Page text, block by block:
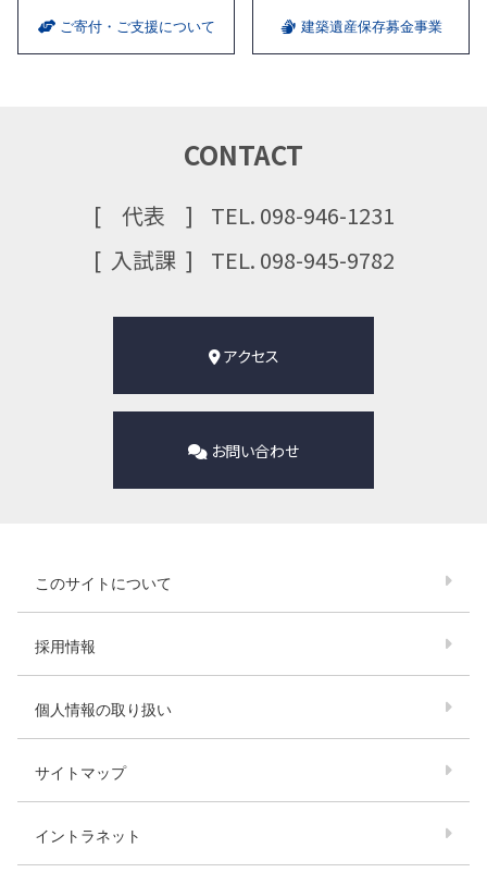
ご寄付・ご支援について 建築遺産保存募金事業
CONTACT
代表
TEL. 098-946-1231
⼊試課
TEL. 098-945-9782
アクセス
お問い合わせ
このサイトについて
採用情報
個人情報の取り扱い
サイトマップ
イントラネット